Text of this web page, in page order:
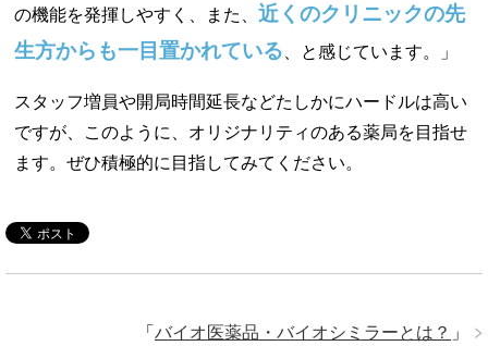
の機能を発揮しやすく、また、 近くのクリニックの先
生方からも一目置かれている 、と感じています。」
スタッフ増員や開局時間延長などたしかにハードルは高い
ですが、このように、オリジナリティのある薬局を目指せ
ます。ぜひ積極的に目指してみてください。
「 バイオ医薬品・バイオシミラーとは？ 」